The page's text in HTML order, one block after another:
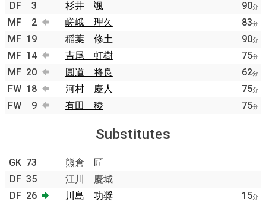
DF 3 杉井 颯 90分
MF 2 嵯峨 理久 83分
MF 19 稲葉 修土 90分
MF 14 吉尾 虹樹 75分
MF 20 圓道 将良 62分
FW 18 河村 慶人 75分
FW 9 有田 稜 75分
Substitutes
GK 73
熊倉 匠
DF 35
江川 慶城
DF 26 川島 功奨 15分